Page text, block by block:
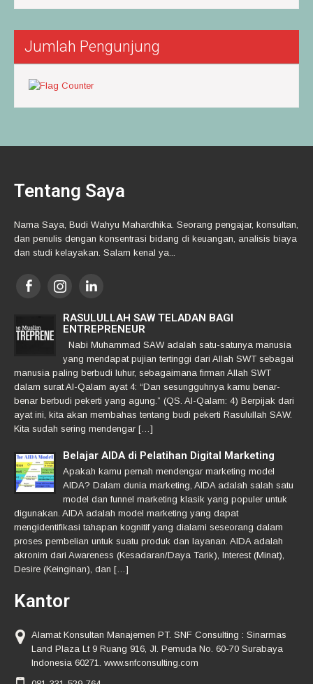
Jumlah Pengunjung
Tentang Saya
Nama Saya, Budi Wahyu Mahardhika. Seorang pengajar, konsultan,
dan penulis dengan konsentrasi bidang di keuangan, analisis biaya
dan studi kelayakan. Salam kenal ya...
RASULULLAH SAW TELADAN BAGI
ENTREPRENEUR
Nabi Muhammad SAW adalah satu-satunya manusia
yang mendapat pujian tertinggi dari Allah SWT sebagai
manusia paling berbudi luhur, sebagaimana firman Allah SWT
dalam surat Al-Qalam ayat 4: “Dan sesungguhnya kamu benar-
benar berbudi pekerti yang agung.” (QS. Al-Qalam: 4) Berpijak dari
ayat ini, kita akan membahas tentang budi pekerti Rasulullah SAW.
Kita sudah sering mendengar […]
Belajar AIDA di Pelatihan Digital Marketing
Apakah kamu pernah mendengar marketing model
AIDA? Dalam dunia marketing, AIDA adalah salah satu
model dan funnel marketing klasik yang populer untuk
digunakan. AIDA adalah model marketing yang dapat
mengidentifikasi tahapan kognitif yang dialami seseorang dalam
proses pembelian untuk suatu produk dan layanan. AIDA adalah
akronim dari Awareness (Kesadaran/Daya Tarik), Interest (Minat),
Desire (Keinginan), dan […]
Kantor
Alamat Konsultan Manajemen PT. SNF Consulting : Sinarmas
Land Plaza Lt 9 Ruang 916, Jl. Pemuda No. 60-70 Surabaya
Indonesia 60271. www.snfconsulting.com